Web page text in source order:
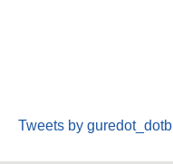
Tweets by guredot_dotb